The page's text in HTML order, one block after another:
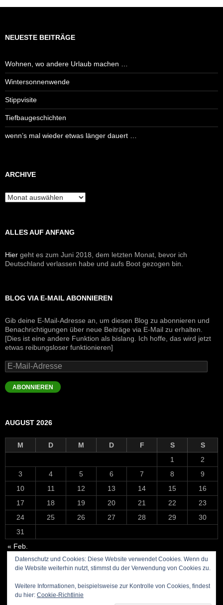
NEUESTE BEITRÄGE
Wohnen, wo andere Urlaub machen …
Wintersonnenwende
Stippvisite
Tiefbaugeschichten
wenn’s mal wieder etwas länger dauert …
ARCHIVE
Archive
ALLES AUF ANFANG
Hier geht es zum Juni 2018, dem letzten Monat, bevor ich
Deutschland verlassen habe und aufs Boot gezogen bin.
BLOG VIA E-MAIL ABONNIEREN
Gib deine E-Mail-Adresse an, um diesen Blog zu abonnieren und
Benachrichtigungen über neue Beiträge via E-Mail zu erhalten.
[Dies ist eine andere Funktion als bislang. Ich hoffe, das wird jetzt
etwas reibungsloser funktionieren]
E-
Mail-
Adresse
ABONNIEREN
AUGUST 2026
M D M D F S
S
1
2
3
4 5 6 7 8
9
10
11 12 13 14 15
16
17
18 19 20 21 22
23
24
25 26 27 28 29
30
31
« Feb.
Datenschutz und Cookies: Diese Website verwendet Cookies. Wenn du
die Website weiterhin nutzt, stimmst du der Verwendung von Cookies zu.
Weitere Informationen, beispielsweise zur Kontrolle von Cookies, findest
du hier: Cookie-Richtlinie